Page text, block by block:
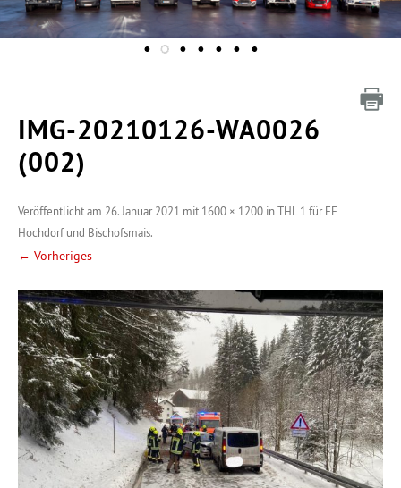
IMG-20210126-WA0026
(002)
Veröffentlicht am 26. Januar 2021 mit 1600 × 1200 inTHL 1 für FF
Hochdorf und Bischofsmais.
← Vorheriges